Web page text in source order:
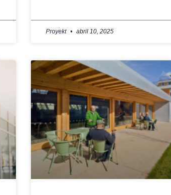
Proyekt abril 10, 2025